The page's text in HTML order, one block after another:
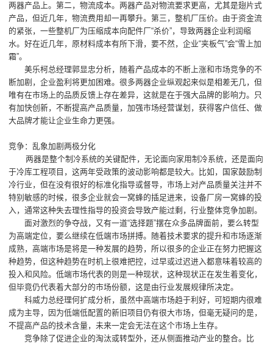
两器产品上。第二，物流成本。两器产品对物流要求更高，尤其是翅片式
产品，但近几年，物流费用却一再攀升。第三，整机厂压价。由于资金流
的紧张，一些整机厂为压缩成本向配件厂“杀价”，导致两器企业利润缩
水。好在近几年，原材料成本有所下滑，要不然，企业“夹板气”会“雪上加
霜”。
美乐柯总经理郭显忠分析，随着产品成本的不断上涨和市场竞争的不
断加剧，企业盈利将更加困难。很多两器企业纵观起来似是相差无几，但
唯有在市场上的品质反馈上存在差异，这就是在于强大品牌的影响力。只
有加快创新，不断提高产品质量，加强市场经营谋划，获得客户信任、做
大品牌才能让企业生命力更强。
竞争：乱象加剧两极分化
两器是整个制冷系统的关键配件，无论面向家用制冷系统，还是面向
于冷库工程项目，这两年受政策的波动影响都是较大。比如，国家鼓励制
冷行业，但在没有很好的标准化指导或督导，市场上对产品质量关注并不
特别敏感的时候，很多企业就会一窝蜂的插足进来，设备厂房一窝蜂的投
入，通常这种失去理性指导的投资会导致产能过剩，行业整体竞争加剧。
面对激烈的争夺战，又有一道“选择题”摆在众多品牌面前，要么转型
为高端定位，要么继续在低端市场拼搏。随着技术要求的提升和市场逐渐
成熟，高端市场是将是一种发展的趋势，所以很多的企业正在努力把握这
种趋势，但这种趋势在时机上很难把控，过早或过迟进入都意味着较高的
投入和风险。低端市场代表的则是一种现状，这种现状正在发生着变化，
但毕竟仍代表着大部分的市场份额，这是由行业发展规律所决定。
科威力总经理何扩成分析，虽然中高端市场趋于利好，可短期内很难
成为主导，因为低端低配置的新旧项目仍有很大市场，但毫无疑问的是，
不提高产品的技术含量，未来一定会无法在这个市场上生存。
竞争除了促进企业的淘汰或转型外，还从侧面推动产业的整合。比